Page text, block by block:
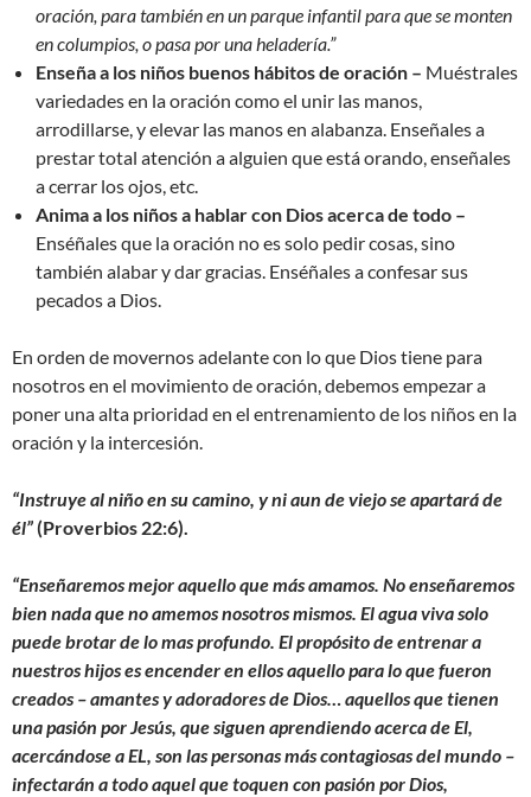
oración, para también en un parque infantil para que se monten
en columpios, o pasa por una heladería.”
Enseña a los niños buenos hábitos de oración – Muéstrales
variedades en la oración como el unir las manos,
arrodillarse, y elevar las manos en alabanza. Enseñales a
prestar total atención a alguien que está orando, enseñales
a cerrar los ojos, etc.
Anima a los niños a hablar con Dios acerca de todo –
Enséñales que la oración no es solo pedir cosas, sino
también alabar y dar gracias. Enséñales a confesar sus
pecados a Dios.
En orden de movernos adelante con lo que Dios tiene para
nosotros en el movimiento de oración, debemos empezar a
poner una alta prioridad en el entrenamiento de los niños en la
oración y la intercesión.
“Instruye al niño en su camino, y ni aun de viejo se apartará de
él”(Proverbios 22:6).
“Enseñaremos mejor aquello que más amamos. No enseñaremos
bien nada que no amemos nosotros mismos. El agua viva solo
puede brotar de lo mas profundo. El propósito de entrenar a
nuestros hijos es encender en ellos aquello para lo que fueron
creados – amantes y adoradores de Dios… aquellos que tienen
una pasión por Jesús, que siguen aprendiendo acerca de El,
acercándose a EL, son las personas más contagiosas del mundo –
infectarán a todo aquel que toquen con pasión por Dios,